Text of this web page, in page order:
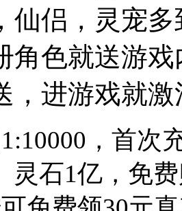
仙侣，灵宠
角色就送游
，进游戏就激
，首次
灵石1亿，免